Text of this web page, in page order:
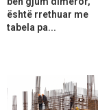
është rrethuar me
tabela pa...